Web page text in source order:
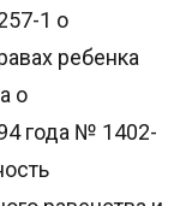
1 о
ребенка
о
года № 1402-